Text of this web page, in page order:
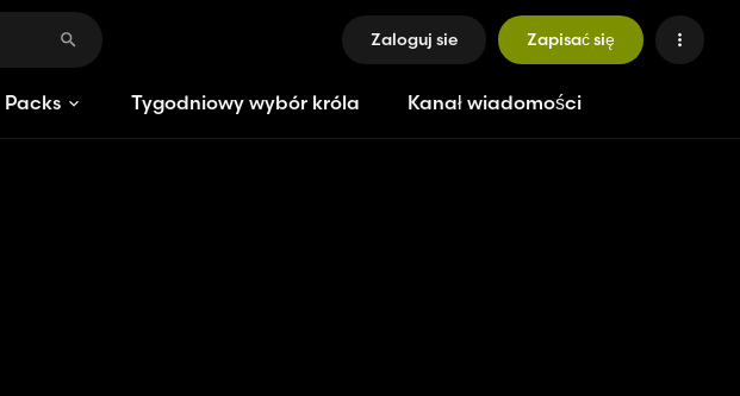
Zaloguj sie Zapisać się
Packs Tygodniowy wybór króla Kanał wiadomości